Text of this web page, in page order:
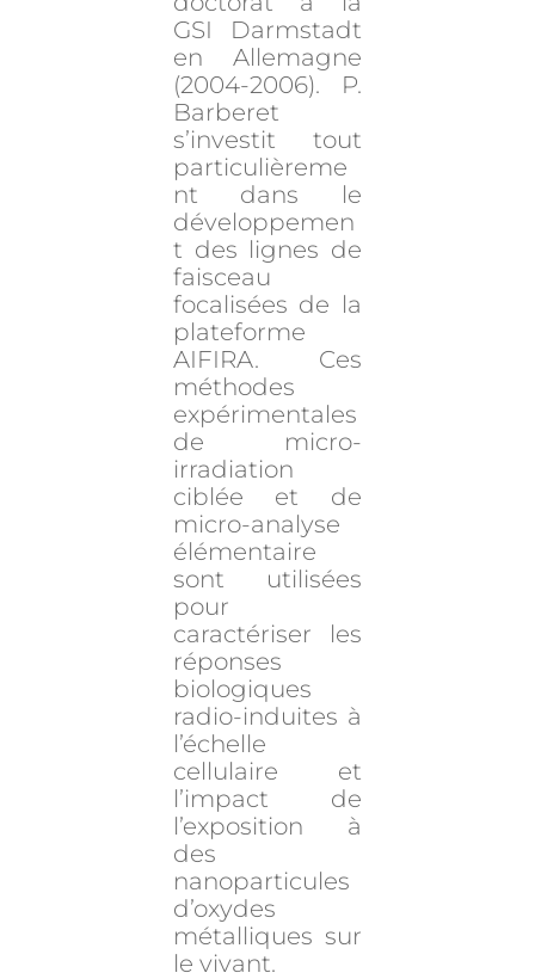
GSI Darmstadt
en Allemagne
(2004-2006). P.
Barberet
s’investit tout
particulièreme
nt dans le
développemen
t des lignes de
faisceau
focalisées de la
plateforme
AIFIRA. Ces
méthodes
expérimentales
de micro-
irradiation
ciblée et de
micro-analyse
élémentaire
sont utilisées
pour
caractériser les
réponses
biologiques
radio-induites à
l’échelle
cellulaire et
l’impact de
l’exposition à
des
nanoparticules
d’oxydes
métalliques sur
le vivant.